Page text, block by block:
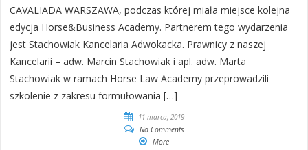
CAVALIADA WARSZAWA, podczas której miała miejsce kolejna
edycja Horse&Business Academy. Partnerem tego wydarzenia
jest Stachowiak Kancelaria Adwokacka. Prawnicy z naszej
Kancelarii – adw. Marcin Stachowiak i apl. adw. Marta
Stachowiak w ramach Horse Law Academy przeprowadzili
szkolenie z zakresu formułowania […]
11 marca, 2019
No Comments
More